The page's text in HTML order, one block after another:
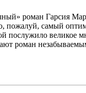
роман Гарсия
пожалуй, самый
послужило великое
роман